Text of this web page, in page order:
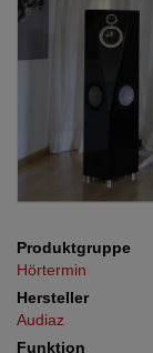
Produktgruppe
Hörtermin
Hersteller
Audiaz
Funktion